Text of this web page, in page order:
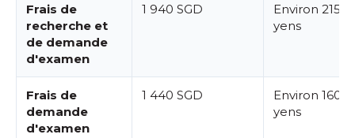
Frais de
recherche et
de demande
d'examen
1 940 SGD
Environ 215
yens
Frais de
demande
d'examen
1 440 SGD
Environ 160
yens